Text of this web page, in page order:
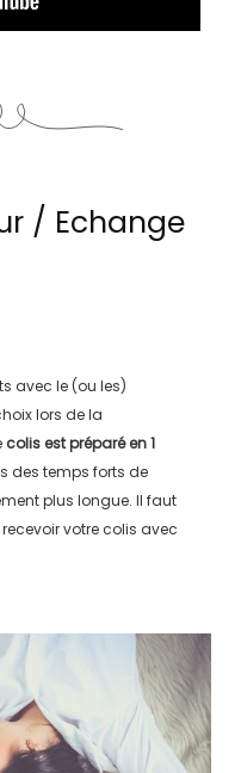
/ Echange
avec le (ou les)
lors de la
colis est préparé en1
des temps forts de
plus longue. Il faut
votre colis avec